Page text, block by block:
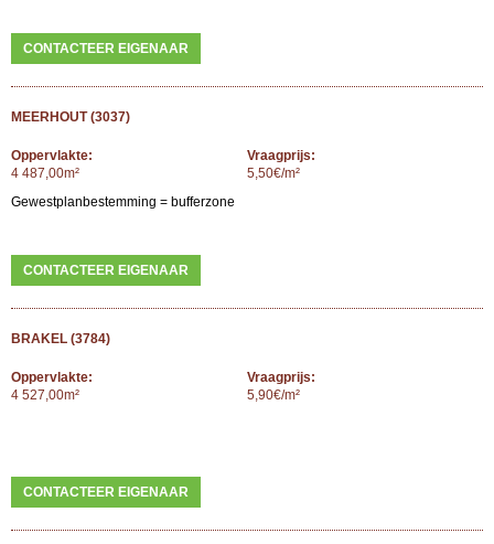
CONTACTEER EIGENAAR
MEERHOUT (3037)
Oppervlakte:
4 487,00m²
Vraagprijs:
5,50€/m²
Gewestplanbestemming = bufferzone
CONTACTEER EIGENAAR
BRAKEL (3784)
Oppervlakte:
4 527,00m²
Vraagprijs:
5,90€/m²
CONTACTEER EIGENAAR